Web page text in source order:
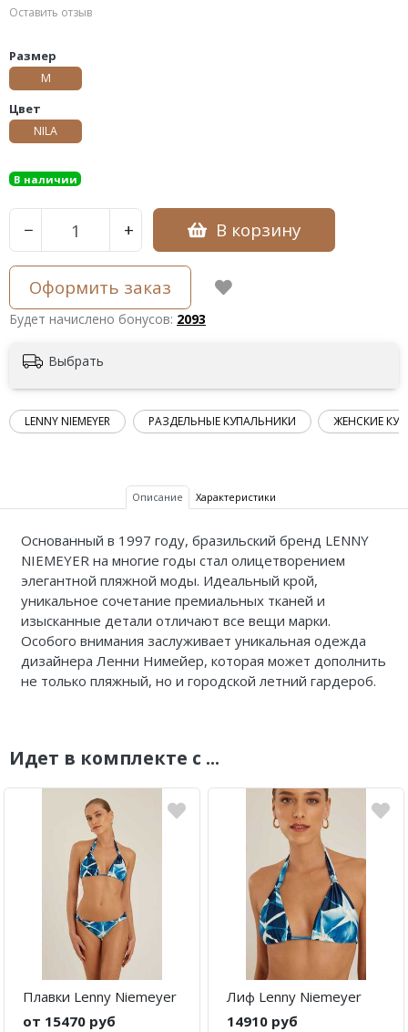
Оставить отзыв
Размер
М
Цвет
NILA
В наличии
− + В корзину
Оформить заказ
Будет начислено бонусов: 2093
Выбрать
LENNY NIEMEYER РАЗДЕЛЬНЫЕ КУПАЛЬНИКИ ЖЕНСКИЕ
Описание Характеристики
Основанный в 1997 году, бразильский бренд LENNY
NIEMEYER на многие годы стал олицетворением
элегантной пляжной моды. Идеальный крой,
уникальное сочетание премиальных тканей и
изысканные детали отличают все вещи марки.
Особого внимания заслуживает уникальная одежда
дизайнера Ленни Нимейер, которая может дополнить
не только пляжный, но и городской летний гардероб.
Идет в комплекте с ...
Плавки Lenny Niemeyer
от 15470 руб
Лиф Lenny Niemeyer
14910 руб